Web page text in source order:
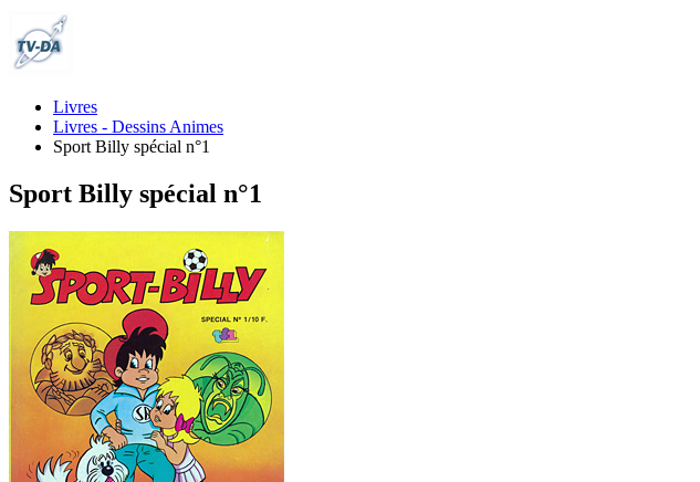
Livres
Livres - Dessins Animes
Sport Billy spécial n°1
Sport Billy spécial n°1